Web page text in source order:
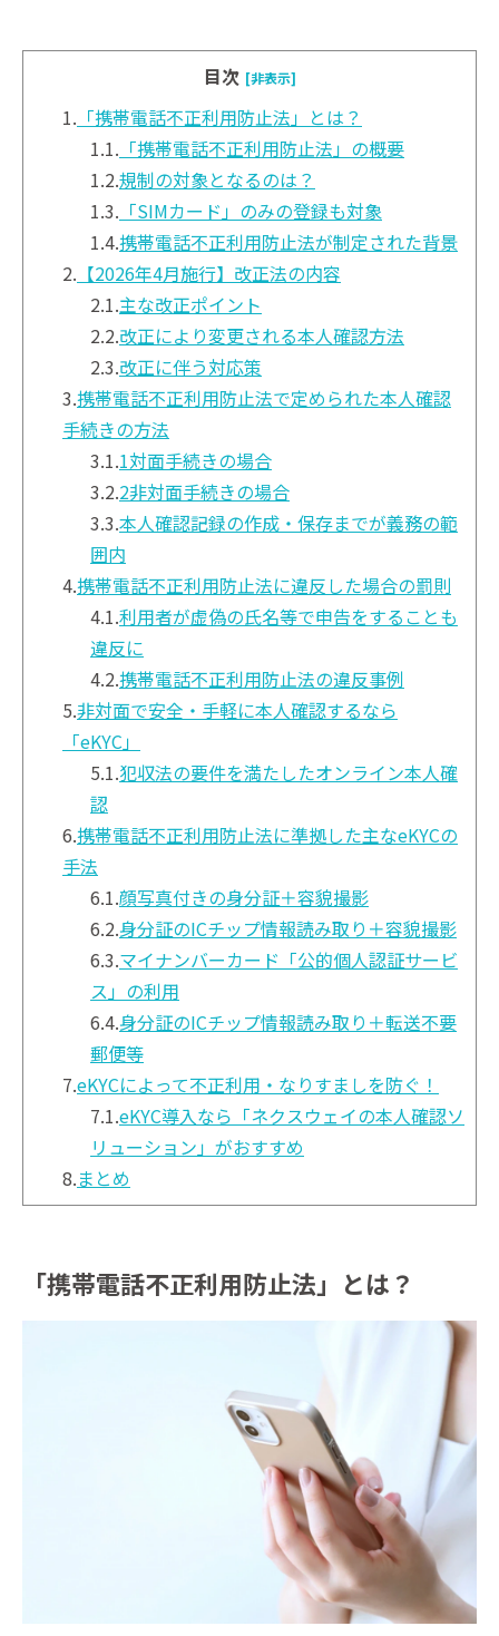
目次 [非表示]
1. 「携帯電話不正利用防止法」とは？
1.1. 「携帯電話不正利用防止法」の概要
1.2.規制の対象となるのは？
1.3. 「SIMカード」のみの登録も対象
1.4.携帯電話不正利用防止法が制定された背景
2. 【2026年4月施行】改正法の内容
2.1.主な改正ポイント
2.2.改正により変更される本人確認方法
2.3.改正に伴う対応策
3.携帯電話不正利用防止法で定められた本人確認
手続きの方法
3.1.1対面手続きの場合
3.2.2非対面手続きの場合
3.3.本人確認記録の作成・保存までが義務の範
囲内
4.携帯電話不正利用防止法に違反した場合の罰則
4.1.利用者が虚偽の氏名等で申告をすることも
違反に
4.2.携帯電話不正利用防止法の違反事例
5.非対面で安全・手軽に本人確認するなら
「eKYC」
5.1.犯収法の要件を満たしたオンライン本人確
認
6.携帯電話不正利用防止法に準拠した主なeKYCの
手法
6.1.顔写真付きの身分証＋容貌撮影
6.2.身分証のICチップ情報読み取り＋容貌撮影
6.3.マイナンバーカード「公的個人認証サービ
ス」の利用
6.4.身分証のICチップ情報読み取り＋転送不要
郵便等
7.eKYCによって不正利用・なりすましを防ぐ！
7.1.eKYC導入なら「ネクスウェイの本人確認ソ
リューション」がおすすめ
8.まとめ
「携帯電話不正利用防止法」とは？